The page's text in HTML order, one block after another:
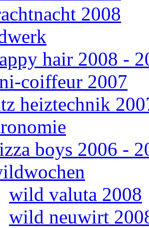
2008
hair 2008 -
coiffeur 2007
heiztechnik
boys 2006 -
wild valuta 2008
wild neuwirt